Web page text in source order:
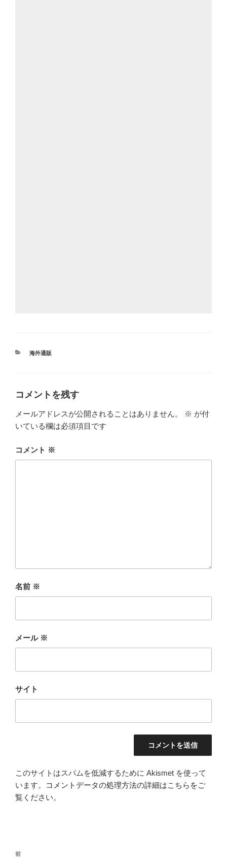
カ
海外通販
コメントを残す
メールアドレスが公開されることはありません。 ※ が付
いている欄は必須項目です
コメント ※
名前 ※
メール ※
サイト
このサイトはスパムを低減するために Akismet を使って
います。
コメントデータの処理方法の詳細はこちらをご
覧ください。
投
前
前